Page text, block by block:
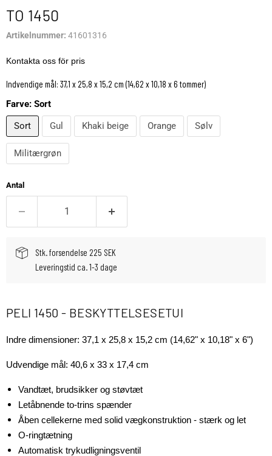
TO 1450
Artikelnummer: 41601316
Kontakta oss för pris
Indvendige mål: 37,1 x 25,8 x 15,2 cm (14,62 x 10,18 x 6 tommer)
Farve: Sort
Sort
Gul Khaki beige Orange Sølv
Militærgrøn
Antal
Stk. forsendelse 225 SEK
Leveringstid ca. 1-3 dage
PELI 1450 - BESKYTTELSESETUI
Indre dimensioner: 37,1 x 25,8 x 15,2 cm (14,62" x 10,18" x 6")
Udvendige mål: 40,6 x 33 x 17,4 cm
Vandtæt, brudsikker og støvtæt
Letåbnende to-trins spænder
Åben cellekerne med solid vægkonstruktion - stærk og let
O-ringtætning
Automatisk trykudligningsventil